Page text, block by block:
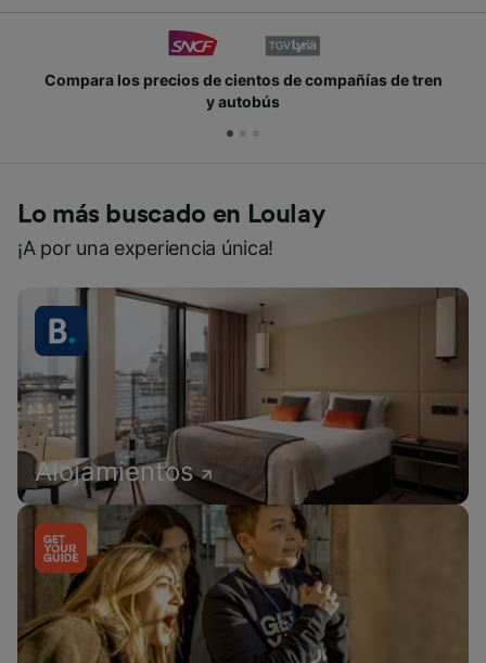
Compara los precios de cientos de compañías de tren
y autobús
Lo más buscado en Loulay
¡A por una experiencia única!
Alojamientos